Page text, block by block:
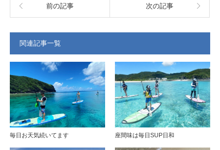
前の記事 次の記事
関連記事一覧
毎日お天気続いてます 座間味は毎日SUP日和